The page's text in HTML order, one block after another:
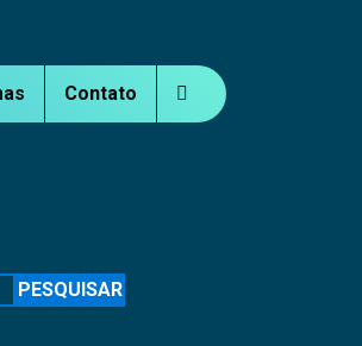
Contato
PESQUISAR